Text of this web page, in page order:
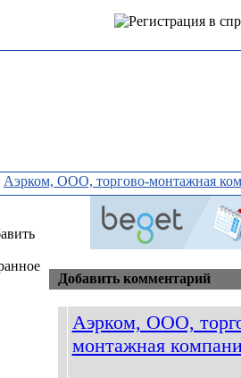
Аэрком, ООО, торгово-монтажная
Добавить комментарий
Аэрком, ООО,
монтажная